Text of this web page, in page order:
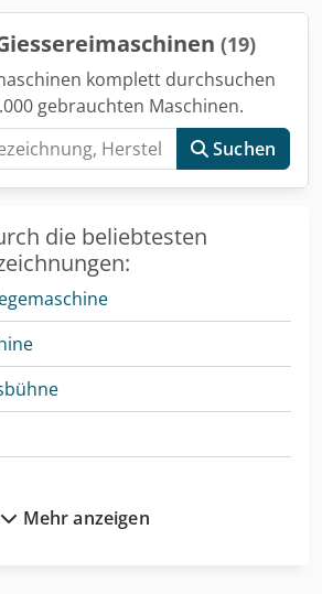
(19)
komplett durchsuchen
gebrauchten Maschinen.
Suchen
die beliebtesten
Fräsmaschine
Mehr anzeigen